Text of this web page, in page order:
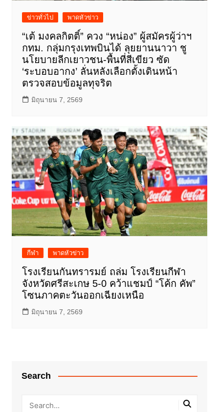
ข่าวทั่วไป พาดหัวข่าว
“เต้ มงคลกิตติ์” ควง “หน่อง” ผู้สมัครผู้ว่าฯ
กทม. กลุ่มกรุงเทพบินได้ ลุยยานนาวา ชู
นโยบายลีกเยาวชน-พื้นที่สีเขียว ซัด
‘ระบอบอากง’ ลั่นหลังเลือกตั้งเดินหน้า
ตรวจสอบข้อมูลทุจริต
มิถุนายน 7, 2569
กีฬา พาดหัวข่าว
โรงเรียนกันทรารมย์ ถล่ม โรงเรียนกีฬา
จังหวัดศรีสะเกษ 5-0 คว้าแชมป์ “โค้ก คัพ”
โซนภาคตะวันออกเฉียงเหนือ
มิถุนายน 7, 2569
Search